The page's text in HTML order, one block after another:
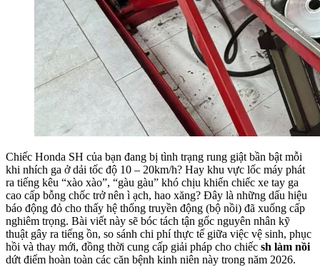
Chiếc Honda SH của bạn đang bị tình trạng rung giật bần bật mỗi
khi nhích ga ở dải tốc độ 10 – 20km/h? Hay khu vực lốc máy phát
ra tiếng kêu “xào xào”, “gàu gàu” khó chịu khiến chiếc xe tay ga
cao cấp bỗng chốc trở nên ì ạch, hao xăng? Đây là những dấu hiệu
báo động đỏ cho thấy hệ thống truyền động (bộ nồi) đã xuống cấp
nghiêm trọng. Bài viết này sẽ bóc tách tận gốc nguyên nhân kỹ
thuật gây ra tiếng ồn, so sánh chi phí thực tế giữa việc vệ sinh, phục
hồi và thay mới, đồng thời cung cấp giải pháp cho chiếc sh làm nồi
dứt điểm hoàn toàn các căn bệnh kinh niên này trong năm 2026.